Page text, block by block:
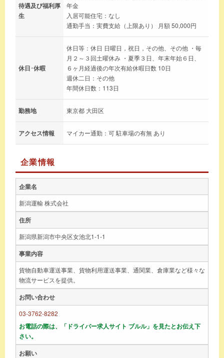
待遇及び福利厚
生
年金
入居可能住宅：なし
通勤手当：実費支給（上限あり） 月額 50,000円
休日･休暇
休日等：休日 日曜日，祝日，その他、その他 ・毎
月２～３回土曜休み ・夏季３日、年末年始６日、
６ヶ月経過後の年次有給休暇日数 10日
週休二日：その他
年間休日数：113日
勤務地 東京都 大田区
アクセス情報 マイカー通勤：可 駐車場の有無 あり
企業情報
企業名
新潟運輸 株式会社
住所
新潟県新潟市中央区女池北1-1-1
事業内容
貨物自動車運送事業、貨物利用運送事業、通関業、倉庫業など様々な
物流サービスを提供。
お問い合わせ
03-3762-8282
お電話の際は、「ドライバー求人サイト ブルル」を見たとお伝え下
さい。
お願い